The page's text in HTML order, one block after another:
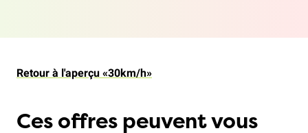
Retour à l'aperçu «30km/h»
Ces offres peuvent vous